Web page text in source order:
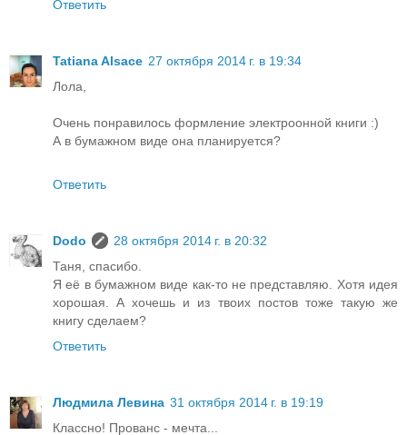
Ответить
Tatiana Alsace 27 октября 2014 г. в 19:34
Лола,
Очень понравилось формление электроонной книги :)
А в бумажном виде она планируется?
Ответить
Dodo
28 октября 2014 г. в 20:32
Таня, спасибо.
Я её в бумажном виде как-то не представляю. Хотя идея
хорошая. А хочешь и из твоих постов тоже такую же
книгу сделаем?
Ответить
Людмила Левина 31 октября 2014 г. в 19:19
Классно! Прованс - мечта...